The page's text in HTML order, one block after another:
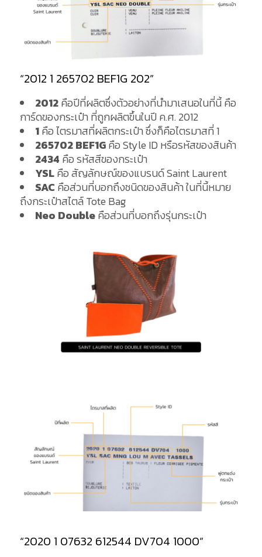
“2012 1 265702 BEF1G 202”
2012คือปีที่ผลิตซึ่งตัวอย่างที่นำมาเสนอในที่นี้ คือ
การ์ดของกระเป๋า ที่ถูกผลิตขึ้นในปี ค.ศ. 2012
1คือ ไตรมาสที่ผลิตกระเป๋า ซึ่งก็คือไตรมาสที่ 1
265702 BEF1Gคือ Style ID หรือรหัสของสินค้า
2434 คือ รหัสสีของกระเป๋า
YSLคือ สัญลักษณ์ของแบรนด์ Saint Laurent
SAC คือส่วนที่บอกถึงชนิดของสินค้า ในที่นี้หมาย
ถึงกระเป๋าสไตล์ Tote Bag
Neo Doubleคือส่วนที่บอกถึงรุ่นกระเป๋า
“2020 1 07632 612544 DV704 1000”